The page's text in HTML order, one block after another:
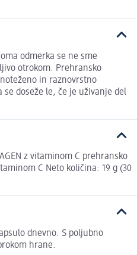
odmerka se ne sme
otrokom. Prehransko
in raznovrstno
doseže le, če je uživanje del
z vitaminom C prehransko
C Neto količina: 19 g (30
dnevno. S poljubno
hrane.